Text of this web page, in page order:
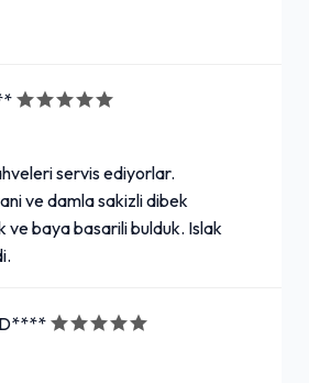
servis ediyorlar.
ve damla sakizli dibek
ve baya basarili bulduk. Islak